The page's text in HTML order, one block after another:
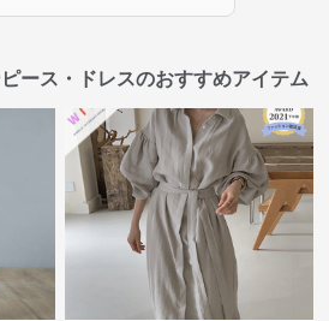
ース・ドレスのおすすめアイテム